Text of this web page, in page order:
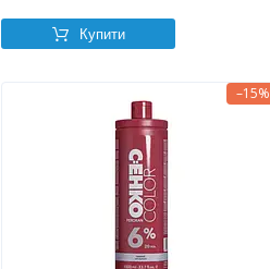
Купити
–15%